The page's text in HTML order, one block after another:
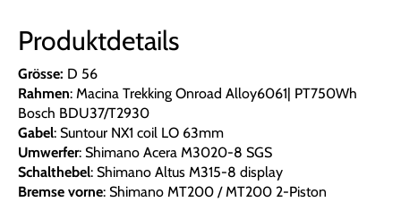
Produktdetails
Grösse: D 56
Rahmen: Macina Trekking Onroad Alloy6061| PT750Wh
Bosch BDU37/T2930
Gabel: Suntour NX1 coil LO 63mm
Umwerfer: Shimano Acera M3020-8 SGS
Schalthebel: Shimano Altus M315-8 display
Bremse vorne: Shimano MT200 / MT200 2-Piston